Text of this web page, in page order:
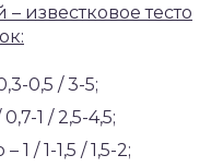
известковое тесто
0,5 / 3-5;
1 / 2,5-4,5;
/ 1-1,5 / 1,5-2;